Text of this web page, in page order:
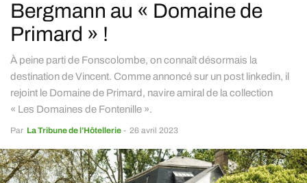
Bergmann au « Domaine de
Primard » !
À peine parti de Fonscolombe, on connaît désormais la
destination de Vincent. Comme annoncé sur un post linkedin, il
rejoint le Domaine de Primard, navire amiral de la collection
« Les Domaines de Fontenille ».
Par La Tribune de l’Hôtellerie - 26 avril 2023